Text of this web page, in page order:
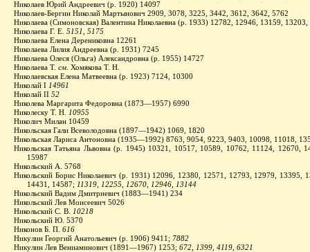
Николаев Юрий Андреевич (р. 1920) 14097
Николаев-Бергин Николай Мартынович 2909, 3078, 3225, 3442, 3612, 3642, 5762
Николаева (Симоновская) Валентина Николаевна (р. 1933) 12782, 12946, 13159,
Николаева Г. Е. 5151, 5175
Николаева Елена Дерениковна 12261
Николаева Лилия Андреевна (р. 1931) 7245
Николаева Олеся (Ольга) Александровна (р. 1955) 14727
Николаева Т. см . Хомякова Т. Н.
Николаевская Елена Матвеевна (р. 1923) 7124, 10300
Николай I 14961
Николай II 52
Николева Маргарита Федоровна (1873—1957) 6990
Николеску Т. Н. 10955
Николич Милан 10459
Никольская Гали Всеволодовна (1897—1942) 1069, 1820
Никольская Лариса Антоновна (1935—1992) 8763, 9054, 9223, 9403, 10098, 11018,
Никольская Татьяна Львовна (р. 1945) 10321, 10517, 10589, 10762, 11124, 12670,
15987
Никольский А. 5768
Никольский Борис Николаевич (р. 1931) 12096, 12380, 12571, 12793, 12979, 13395,
14431, 14587; 11319, 12255, 12670, 12946, 13144
Никольский Вадим Дмитриевич (1883—1941) 234
Никольский Лев Моисеевич 5026
Никольский С. В. 10218
Никольский Ю. 5370
Никонов Б. П. 616
Никулин Георгий Анатольевич (р. 1906) 9411; 7882
Никулин Лев Вениаминович (1891—1967) 1253; 672, 1399, 4119, 6321